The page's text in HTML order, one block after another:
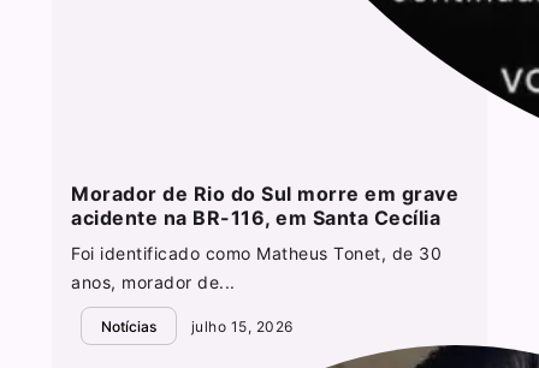
Morador de Rio do Sul morre em grave
acidente na BR-116, em Santa Cecília
Foi identificado como Matheus Tonet, de 30
anos, morador de...
Notícias julho 15, 2026